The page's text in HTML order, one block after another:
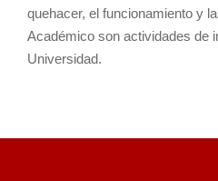
quehacer, el funcionamiento y
Académico son actividades de
Universidad.